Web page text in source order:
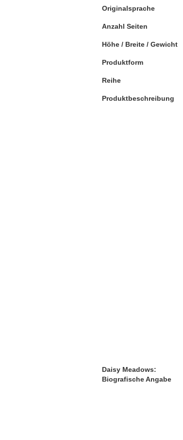
Originalsprache
Anzahl Seiten
Höhe / Breite / Gewicht
Produktform
Reihe
Produktbeschreibung
Daisy Meadows:
Biografische Angabe